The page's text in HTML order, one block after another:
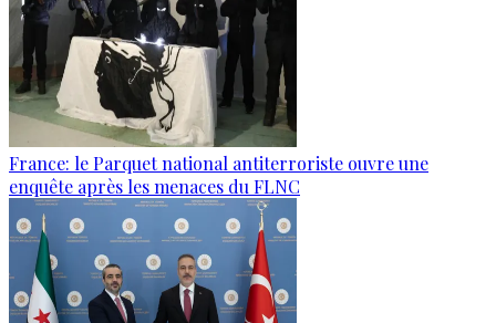
France: le Parquet national antiterroriste ouvre une
enquête après les menaces du FLNC